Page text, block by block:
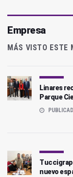
Empresa
MÁS VISTO ESTE
Linares
Parque
nuevo